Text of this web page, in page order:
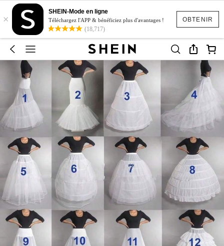
OBTENIR
×
SHEIN-Mode en ligne
Téléchargez l'APP & bénéficiez plus d'avantages !
(18,717)